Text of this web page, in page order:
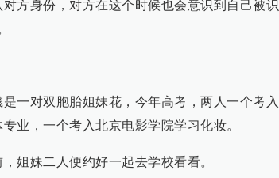
方身份，对方在这个时候也会意识到自己被识
一对双胞胎姐妹花，今年高考，两人一个考入
业，一个考入北京电影学院学习化妆。
姐妹二人便约好一起去学校看看。